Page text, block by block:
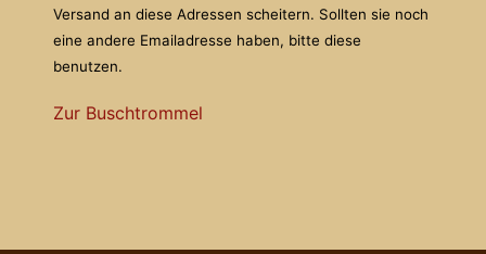
Versand an diese Adressen scheitern. Sollten sie noch
eine andere Emailadresse haben, bitte diese
benutzen.
Zur Buschtrommel